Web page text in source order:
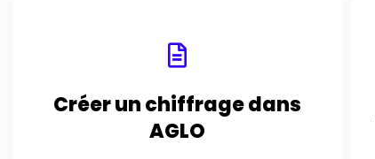
Créer un chiffrage dans
AGLO
Créer un chiffrage dans AGLO
ONGLET "ENTREPRISES" - ARCHITECTES